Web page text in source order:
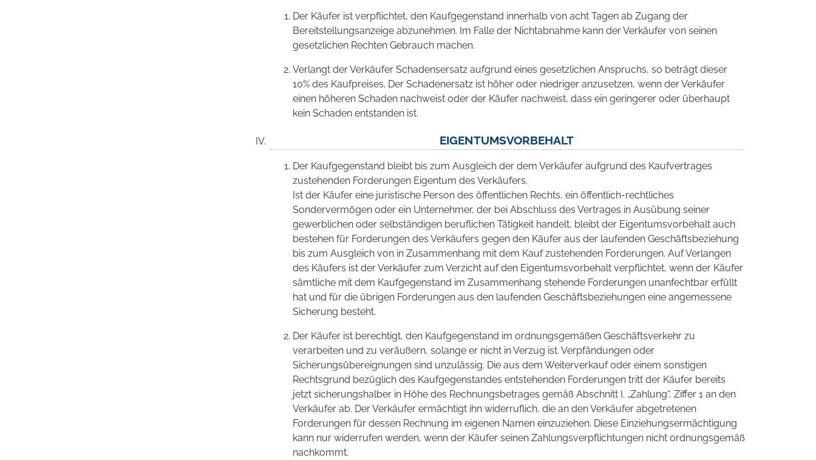
Der Käufer ist verpflichtet, den Kaufgegenstand innerhalb von acht Tagen ab Zugang der
Bereitstellungsanzeige abzunehmen. Im Falle der Nichtabnahme kann der Verkäufer von seinen
gesetzlichen Rechten Gebrauch machen.
Verlangt der Verkäufer Schadensersatz aufgrund eines gesetzlichen Anspruchs, so beträgt dieser
10% des Kaufpreises. Der Schadenersatz ist höher oder niedriger anzusetzen, wenn der Verkäufer
einen höheren Schaden nachweist oder der Käufer nachweist, dass ein geringerer oder überhaupt
kein Schaden entstanden ist.
EIGENTUMSVORBEHALT
Der Kaufgegenstand bleibt bis zum Ausgleich der dem Verkäufer aufgrund des Kaufvertrages
zustehenden Forderungen Eigentum des Verkäufers.
Ist der Käufer eine juristische Person des öffentlichen Rechts, ein öffentlich-rechtliches
Sondervermögen oder ein Unternehmer, der bei Abschluss des Vertrages in Ausübung seiner
gewerblichen oder selbständigen beruflichen Tätigkeit handelt, bleibt der Eigentumsvorbehalt auch
bestehen für Forderungen des Verkäufers gegen den Käufer aus der laufenden Geschäftsbeziehung
bis zum Ausgleich von in Zusammenhang mit dem Kauf zustehenden Forderungen. Auf Verlangen
des Käufers ist der Verkäufer zum Verzicht auf den Eigentumsvorbehalt verpflichtet, wenn der Käufer
sämtliche mit dem Kaufgegenstand im Zusammenhang stehende Forderungen unanfechtbar erfüllt
hat und für die übrigen Forderungen aus den laufenden Geschäftsbeziehungen eine angemessene
Sicherung besteht.
Der Käufer ist berechtigt, den Kaufgegenstand im ordnungsgemäßen Geschäftsverkehr zu
verarbeiten und zu veräußern, solange er nicht in Verzug ist. Verpfändungen oder
Sicherungsübereignungen sind unzulässig. Die aus dem Weiterverkauf oder einem sonstigen
Rechtsgrund bezüglich des Kaufgegenstandes entstehenden Forderungen tritt der Käufer bereits
jetzt sicherungshalber in Höhe des Rechnungsbetrages gemäß Abschnitt I. „Zahlung“, Ziffer 1 an den
Verkäufer ab. Der Verkäufer ermächtigt ihn widerruflich, die an den Verkäufer abgetretenen
Forderungen für dessen Rechnung im eigenen Namen einzuziehen. Diese Einziehungsermächtigung
kann nur widerrufen werden, wenn der Käufer seinen Zahlungsverpflichtungen nicht ordnungsgemäß
nachkommt.